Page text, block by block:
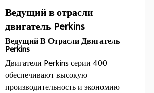
телекоммуникации. Современный
дизайн модели с полимерным
корпусом обеспечивает ее
востребованность на рынке и
дополнительно расширяет эту
линейку, включающую модели с
традиционным металлическим
Ведущий в отрасли
двигатель Perkins
Ведущий В Отрасли Двигатель
Perkins
Двигатели Perkins серии 400
обеспечивают высокую
производительность и экономию